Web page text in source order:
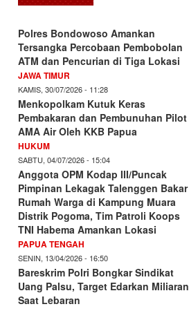
Polres Bondowoso Amankan
Tersangka Percobaan Pembobolan
ATM dan Pencurian di Tiga Lokasi
JAWA TIMUR
KAMIS, 30/07/2026 - 11:28
Menkopolkam Kutuk Keras
Pembakaran dan Pembunuhan Pilot
AMA Air Oleh KKB Papua
HUKUM
SABTU, 04/07/2026 - 15:04
Anggota OPM Kodap III/Puncak
Pimpinan Lekagak Talenggen Bakar
Rumah Warga di Kampung Muara
Distrik Pogoma, Tim Patroli Koops
TNI Habema Amankan Lokasi
PAPUA TENGAH
SENIN, 13/04/2026 - 16:50
Bareskrim Polri Bongkar Sindikat
Uang Palsu, Target Edarkan Miliaran
Saat Lebaran